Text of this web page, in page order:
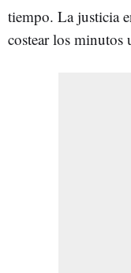
tiempo. La justicia
costear los minutos